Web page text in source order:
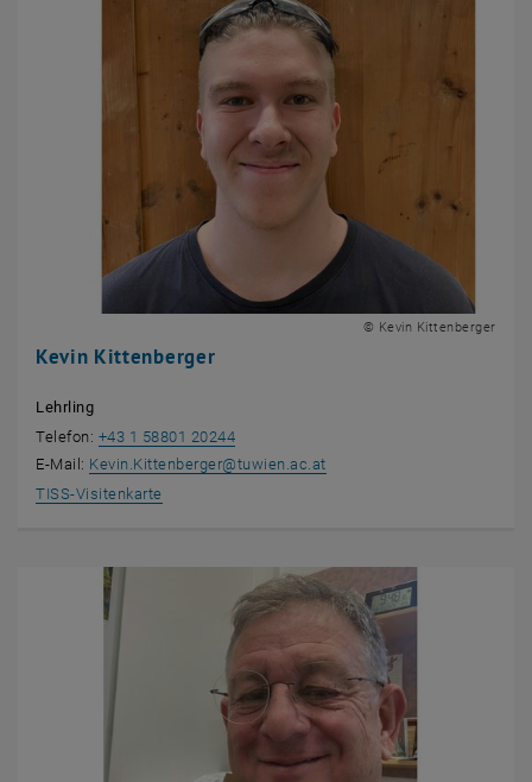
Kevin Kittenberger
© Kevin Kittenberger
Lehrling
Telefon: +43 1 58801 20244
E-Mail: Kevin.Kittenberger@tuwien.ac.at
TISS-Visitenkarte, öffnet eine externe URL in einem neuen Fenster